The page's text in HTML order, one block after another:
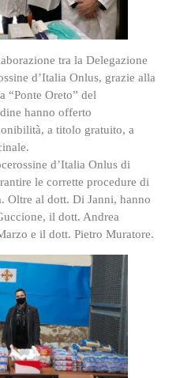
tra la Delegazione
d’Italia Onlus, grazie alla
“Ponte Oreto” del
hanno offerto
a titolo gratuito, a
d’Italia Onlus di
le corrette procedure di
Oltre al dott. Di Janni, hanno
il dott. Andrea
e il dott. Pietro Muratore.